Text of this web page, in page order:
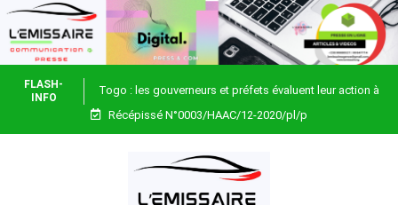
FLASH-
INFO
Togo : les gouverneurs et préfets évaluent leur action à
Blitta
Récépissé N°0003/HAAC/12-2020/pl/p